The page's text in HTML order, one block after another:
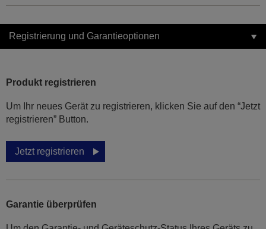
Registrierung und Garantieoptionen
Produkt registrieren
Um Ihr neues Gerät zu registrieren, klicken Sie auf den “Jetzt
registrieren” Button.
Jetzt registrieren
Garantie überprüfen